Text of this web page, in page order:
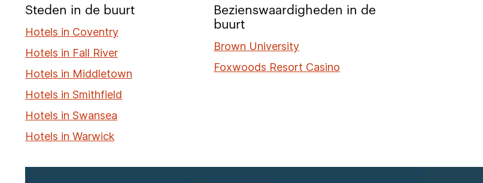
Steden in de buurt
Hotels in Coventry
Hotels in Fall River
Hotels in Middletown
Hotels in Smithfield
Hotels in Swansea
Hotels in Warwick
Bezienswaardigheden in de
buurt
Brown University
Foxwoods Resort Casino